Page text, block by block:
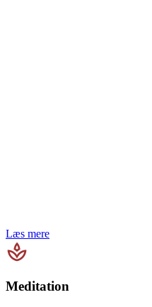
Læs mere
Meditation